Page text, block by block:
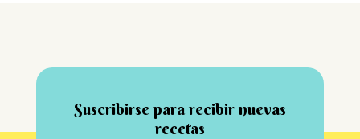
Suscribirse para recibir nuevas
recetas